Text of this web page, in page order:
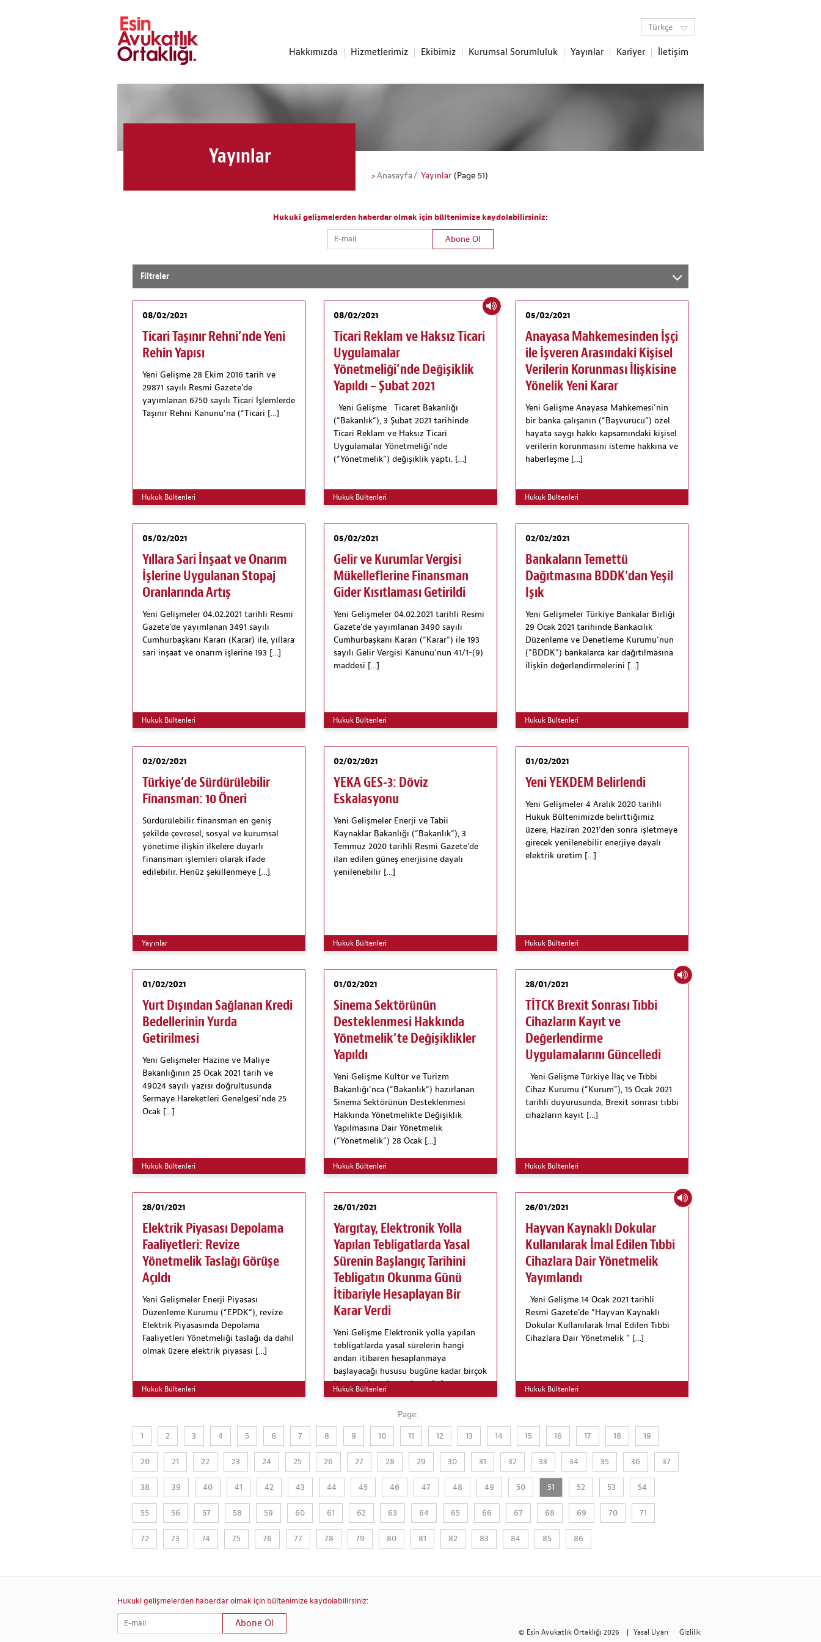
Türkçe
Hakkımızda Hizmetlerimiz Ekibimiz Kurumsal Sorumluluk Yayınlar Kariyer İletişim
Anasayfa Yayınlar (Page 51)
Yayınlar
Hukuki gelişmelerden haberdar olmak için bültenimize kaydolabilirsiniz:
Abone Ol
Filtreler
08/02/2021
Ticari Taşınır Rehni’nde Yeni
Rehin Yapısı
Yeni Gelişme 28 Ekim 2016 tarih ve
29871 sayılı Resmi Gazete’de
yayımlanan 6750 sayılı Ticari İşlemlerde
Taşınır Rehni Kanunu’na (“Ticari […]
Hukuk Bültenleri
08/02/2021
Ticari Reklam ve Haksız Ticari
Uygulamalar
Yönetmeliği’nde Değişiklik
Yapıldı – Şubat 2021
Yeni Gelişme Ticaret Bakanlığı
(“Bakanlık“), 3 Şubat 2021 tarihinde
Ticari Reklam ve Haksız Ticari
Uygulamalar Yönetmeliği’nde
(“Yönetmelik“) değişiklik yaptı. […]
Hukuk Bültenleri
05/02/2021
Anayasa Mahkemesinden İşçi
ile İşveren Arasındaki Kişisel
Verilerin Korunması İlişkisine
Yönelik Yeni Karar
Yeni Gelişme Anayasa Mahkemesi’nin
bir banka çalışanın (“Başvurucu“) özel
hayata saygı hakkı kapsamındaki kişisel
verilerin korunmasını isteme hakkına ve
haberleşme […]
Hukuk Bültenleri
05/02/2021
Yıllara Sari İnşaat ve Onarım
İşlerine Uygulanan Stopaj
Oranlarında Artış
Yeni Gelişmeler 04.02.2021 tarihli Resmi
Gazete’de yayımlanan 3491 sayılı
Cumhurbaşkanı Kararı (Karar) ile, yıllara
sari inşaat ve onarım işlerine 193 […]
Hukuk Bültenleri
05/02/2021
Gelir ve Kurumlar Vergisi
Mükelleflerine Finansman
Gider Kısıtlaması Getirildi
Yeni Gelişmeler 04.02.2021 tarihli Resmi
Gazete’de yayımlanan 3490 sayılı
Cumhurbaşkanı Kararı (“Karar“) ile 193
sayılı Gelir Vergisi Kanunu’nun 41/1-(9)
maddesi […]
Hukuk Bültenleri
02/02/2021
Bankaların Temettü
Dağıtmasına BDDK’dan Yeşil
Işık
Yeni Gelişmeler Türkiye Bankalar Birliği
29 Ocak 2021 tarihinde Bankacılık
Düzenleme ve Denetleme Kurumu’nun
(”BDDK”) bankalarca kar dağıtılmasına
ilişkin değerlendirmelerini […]
Hukuk Bültenleri
02/02/2021
Türkiye’de Sürdürülebilir
Finansman: 10 Öneri
Sürdürülebilir finansman en geniş
şekilde çevresel, sosyal ve kurumsal
yönetime ilişkin ilkelere duyarlı
finansman işlemleri olarak ifade
edilebilir. Henüz şekillenmeye […]
Yayınlar
02/02/2021
YEKA GES-3: Döviz
Eskalasyonu
Yeni Gelişmeler Enerji ve Tabii
Kaynaklar Bakanlığı (“Bakanlık“), 3
Temmuz 2020 tarihli Resmi Gazete’de
ilan edilen güneş enerjisine dayalı
yenilenebilir […]
Hukuk Bültenleri
01/02/2021
Yeni YEKDEM Belirlendi
Yeni Gelişmeler 4 Aralık 2020 tarihli
Hukuk Bültenimizde belirttiğimiz
üzere, Haziran 2021’den sonra işletmeye
girecek yenilenebilir enerjiye dayalı
elektrik üretim […]
Hukuk Bültenleri
01/02/2021
Yurt Dışından Sağlanan Kredi
Bedellerinin Yurda
Getirilmesi
Yeni Gelişmeler Hazine ve Maliye
Bakanlığının 25 Ocak 2021 tarih ve
49024 sayılı yazısı doğrultusunda
Sermaye Hareketleri Genelgesi’nde 25
Ocak […]
Hukuk Bültenleri
01/02/2021
Sinema Sektörünün
Desteklenmesi Hakkında
Yönetmelik’te Değişiklikler
Yapıldı
Yeni Gelişme Kültür ve Turizm
Bakanlığı’nca (“Bakanlık“) hazırlanan
Sinema Sektörünün Desteklenmesi
Hakkında Yönetmelikte Değişiklik
Yapılmasına Dair Yönetmelik
(“Yönetmelik“) 28 Ocak […]
Hukuk Bültenleri
28/01/2021
TİTCK Brexit Sonrası Tıbbi
Cihazların Kayıt ve
Değerlendirme
Uygulamalarını Güncelledi
Yeni Gelişme Türkiye İlaç ve Tıbbi
Cihaz Kurumu (”Kurum”), 15 Ocak 2021
tarihli duyurusunda, Brexit sonrası tıbbi
cihazların kayıt […]
Hukuk Bültenleri
28/01/2021
Elektrik Piyasası Depolama
Faaliyetleri: Revize
Yönetmelik Taslağı Görüşe
Açıldı
Yeni Gelişmeler Enerji Piyasası
Düzenleme Kurumu (“EPDK“), revize
Elektrik Piyasasında Depolama
Faaliyetleri Yönetmeliği taslağı da dahil
olmak üzere elektrik piyasası […]
Hukuk Bültenleri
26/01/2021
Yargıtay, Elektronik Yolla
Yapılan Tebligatlarda Yasal
Sürenin Başlangıç Tarihini
Tebligatın Okunma Günü
İtibariyle Hesaplayan Bir
Karar Verdi
Yeni Gelişme Elektronik yolla yapılan
tebligatlarda yasal sürelerin hangi
andan itibaren hesaplanmaya
başlayacağı hususu bugüne kadar birçok
Yargıtay kararlarına konu […]
Hukuk Bültenleri
26/01/2021
Hayvan Kaynaklı Dokular
Kullanılarak İmal Edilen Tıbbi
Cihazlara Dair Yönetmelik
Yayımlandı
Yeni Gelişme 14 Ocak 2021 tarihli
Resmi Gazete’de “Hayvan Kaynaklı
Dokular Kullanılarak İmal Edilen Tıbbi
Cihazlara Dair Yönetmelik ” […]
Hukuk Bültenleri
Page:
1
2 3 4 5 6 7 8 9 10 11 12 13 14 15 16 17 18 19
20 21 22 23 24 25 26 27 28 29 30 31 32 33 34 35 36 37
38 39 40 41 42 43 44 45 46 47 48 49 50 51 52 53 54
55 56 57 58 59 60 61 62 63 64 65 66 67 68 69 70 71
72 73 74 75 76 77 78 79 80 81 82 83 84 85 86
Hukuki gelişmelerden haberdar olmak için bültenimize kaydolabilirsiniz:
Abone Ol
© Esin Avukatlık Ortaklığı 2026 Yasal Uyarı Gizlilik